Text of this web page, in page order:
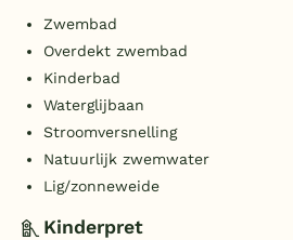
Zwembad
Overdekt zwembad
Kinderbad
Waterglijbaan
Stroomversnelling
Natuurlijk zwemwater
Lig/zonneweide
Kinderpret